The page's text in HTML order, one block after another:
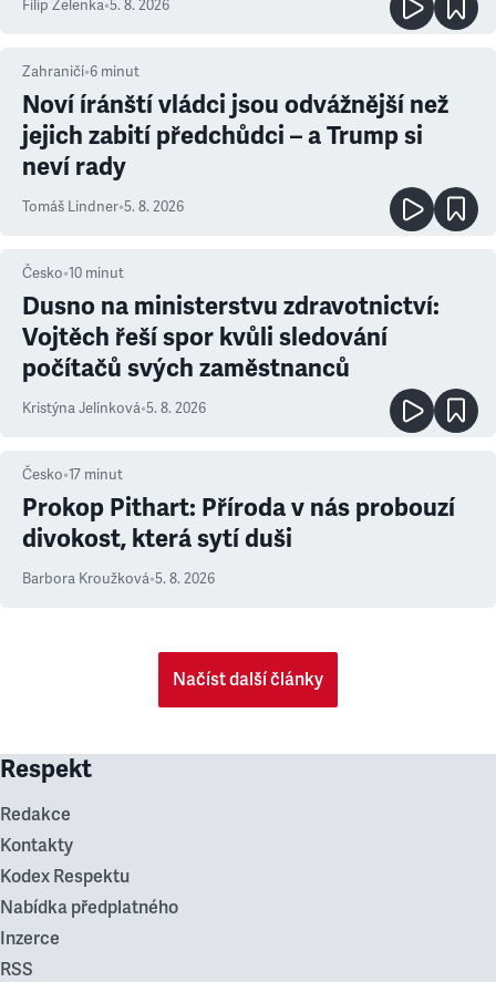
Filip Zelenka•5. 8. 2026
Zahraničí•6 minut
Noví íránští vládci jsou odvážnější než
jejich zabití předchůdci – a Trump si
neví rady
Tomáš Lindner•5. 8. 2026
Česko•10 minut
Dusno na ministerstvu zdravotnictví:
Vojtěch řeší spor kvůli sledování
počítačů svých zaměstnanců
Kristýna Jelínková•5. 8. 2026
Česko•17 minut
Prokop Pithart: Příroda v nás probouzí
divokost, která sytí duši
Barbora Kroužková•5. 8. 2026
Načíst další články
Respekt
Redakce
Kontakty
Kodex Respektu
Nabídka předplatného
Inzerce
RSS